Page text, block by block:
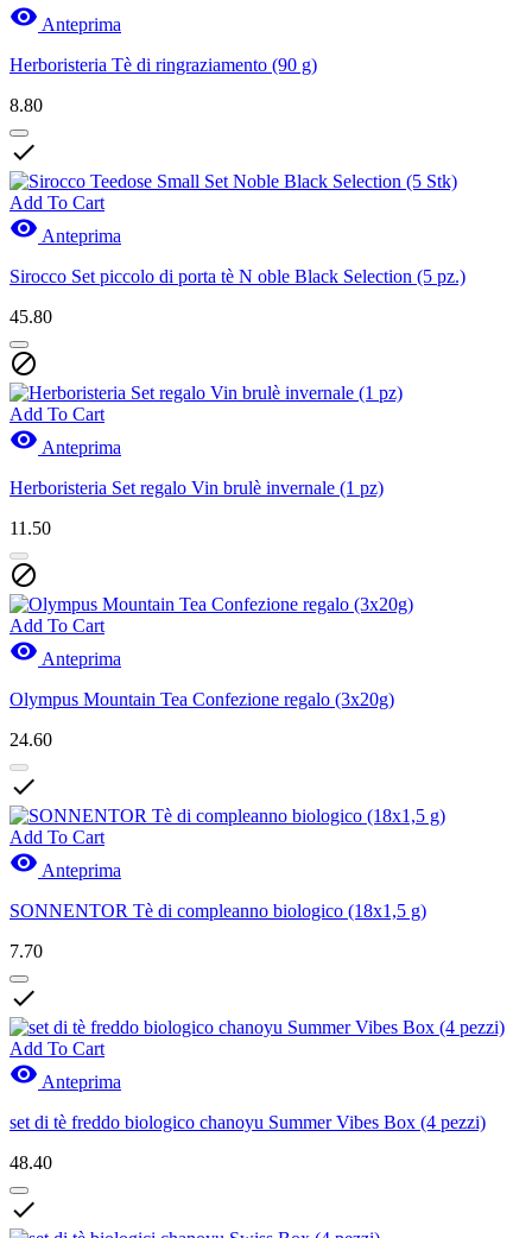
 Anteprima
Herboristeria Tè di ringraziamento (90 g)
8.80

Add To Cart
 Anteprima
Sirocco Set piccolo di porta tè N oble Black Selection (5 pz.)
45.80

Add To Cart
 Anteprima
Herboristeria Set regalo Vin brulè invernale (1 pz)
11.50

Add To Cart
 Anteprima
Olympus Mountain Tea Confezione regalo (3x20g)
24.60

Add To Cart
 Anteprima
SONNENTOR Tè di compleanno biologico (18x1,5 g)
7.70

Add To Cart
 Anteprima
set di tè freddo biologico chanoyu Summer Vibes Box (4 pezzi)
48.40
